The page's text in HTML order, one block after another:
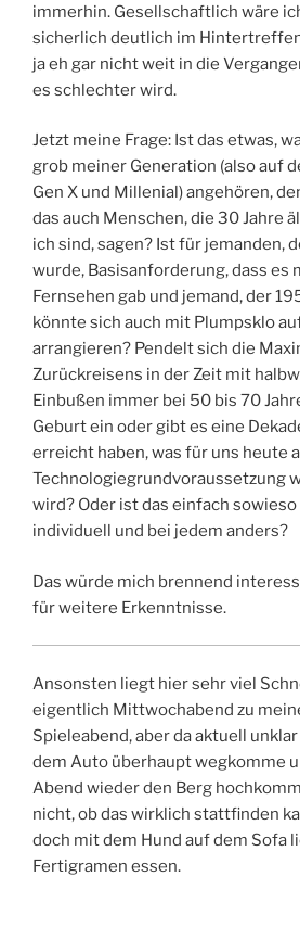
immerhin. Gesellschaftlich wäre
sicherlich deutlich im
ja eh gar nicht weit in die
es schlechter wird.
Jetzt meine Frage: Ist das etwas,
grob meiner Generation (also auf
Gen X und Millenial) angehören,
das auch Menschen, die 30 Jahre
ich sind, sagen? Ist für jemanden,
wurde, Basisanforderung, dass es
Fernsehen gab und jemand, der
könnte sich auch mit Plumpsklo
arrangieren? Pendelt sich die
Zurückreisens in der Zeit mit
Einbußen immer bei 50 bis 70
Geburt ein oder gibt es eine
erreicht haben, was für uns heute
Technologiegrundvoraussetzung
wird? Oder ist das einfach
individuell und bei jedem anders?
Das würde mich brennend
für weitere Erkenntnisse.
Ansonsten liegt hier sehr viel
eigentlich Mittwochabend zu
Spieleabend, aber da aktuell
dem Auto überhaupt wegkomme
Abend wieder den Berg
nicht, ob das wirklich stattfinden
doch mit dem Hund auf dem Sofa
Fertigramen essen.